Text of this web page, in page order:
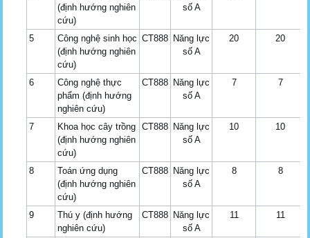
(định hướng nghiên
cứu)
số A
5
Công nghệ sinh học
(định hướng nghiên
cứu)
CT888 Năng lực
số A
20 20
6
Công nghệ thực
phẩm (định hướng
nghiên cứu)
CT888 Năng lực
số A
7 7
7
Khoa học cây trồng
(định hướng nghiên
cứu)
CT888 Năng lực
số A
10 10
8
Toán ứng dụng
(định hướng nghiên
cứu)
CT888 Năng lực
số A
8 8
9
Thú y (định hướng
nghiên cứu)
CT888 Năng lực
số A
11 11